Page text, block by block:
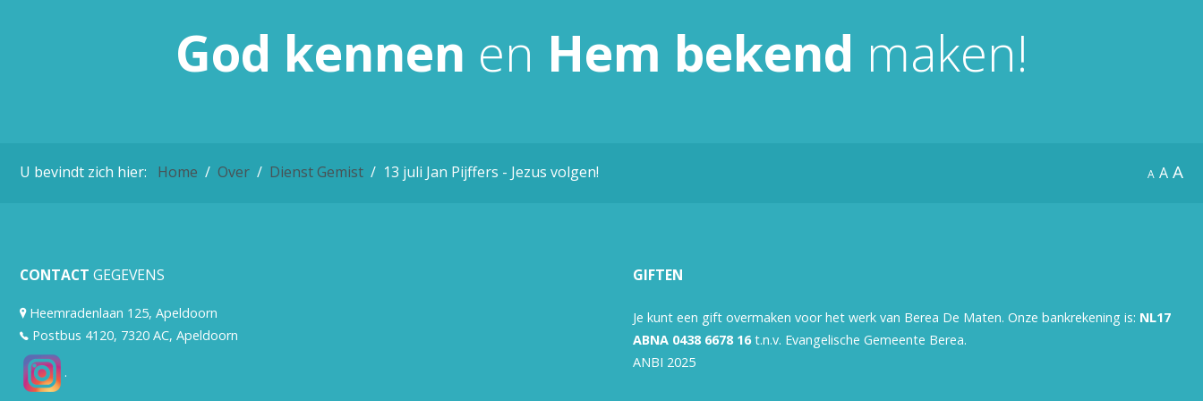
God kennen en Hem bekend maken!
A A A
U bevindt zich hier: Home Over Dienst Gemist 13 juli Jan Pijffers - Jezus volgen!
CONTACT GEGEVENS
Heemradenlaan 125, Apeldoorn
Postbus 4120, 7320 AC, Apeldoorn
.
GIFTEN
Je kunt een gift overmaken voor het werk van Berea De Maten. Onze bankrekening is: NL17
ABNA 0438 6678 16t.n.v. Evangelische Gemeente Berea.
ANBI 2025